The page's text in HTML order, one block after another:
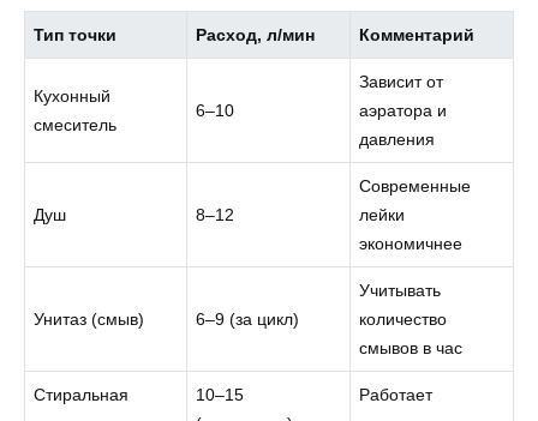
Тип точки Расход, л/мин Комментарий
Кухонный
смеситель
6–10
Зависит от
аэратора и
давления
Душ 8–12
Современные
лейки
экономичнее
Унитаз (смыв) 6–9 (за цикл)
Учитывать
количество
смывов в час
Стиральная
10–15
Работает